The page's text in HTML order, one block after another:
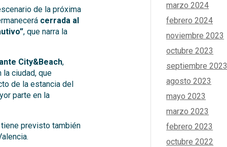
de la próxima
cerrada al
, que narra la
City&Beach,
ciudad, que
de la estancia del
parte en la
previsto también
marzo 2024
febrero 2024
noviembre 2023
octubre 2023
septiembre 2023
agosto 2023
mayo 2023
marzo 2023
febrero 2023
octubre 2022